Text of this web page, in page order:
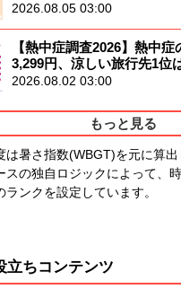
2026.08.05 03:00
【熱中症調査2026】熱中
3,299円、涼しい旅行先1位
2026.08.02 03:00
もっと見る
は暑さ指数(WBGT)を元に算
スの独自ロジックによって、
ランクを設定しています。
立ちコンテンツ